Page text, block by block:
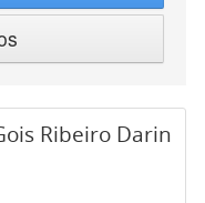
Ribeiro Darin